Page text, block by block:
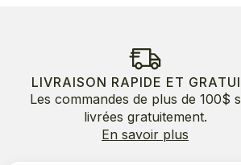
LIVRAISON RAPIDE ET
Les commandes de plus de 100$
livrées gratuitement.
En savoir plus